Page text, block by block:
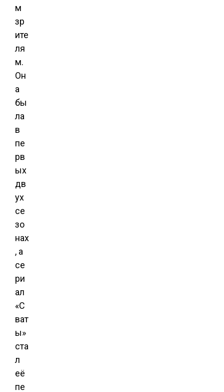
м
зр
ите
ля
м.
Он
а
бы
ла
в
пе
рв
ых
дв
ух
се
зо
нах
, а
се
ри
ал
«С
ват
ы»
ста
л
её
пе